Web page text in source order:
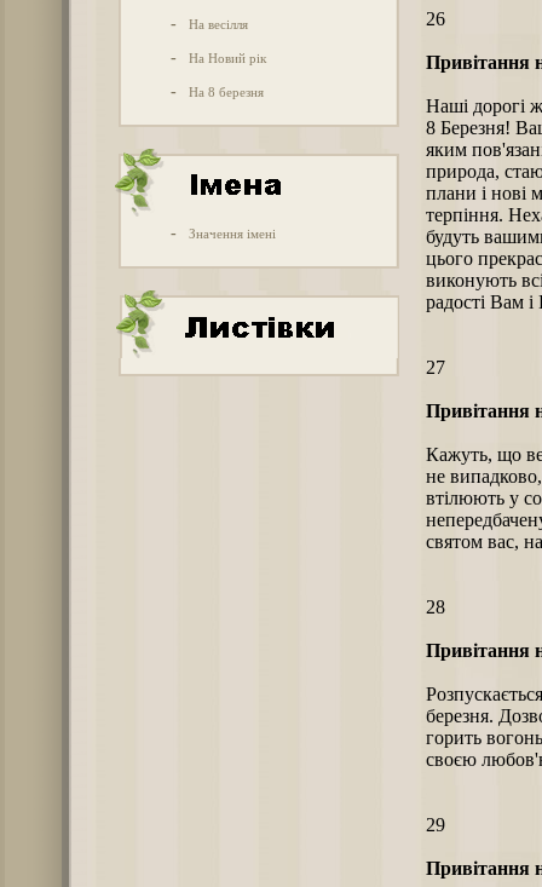
- На весілля
- На Новий рік
- На 8 березня
- Значення імені
26
Привітання
Наші дорогі
8 Березня!
яким
природа,
плани і нові
терпіння.
будуть
цього
виконують
радості Вам
27
Привітання
Кажуть, що
не
втілюють у
святом вас,
28
Привітання
березня.
горить
своєю
29
Привітання